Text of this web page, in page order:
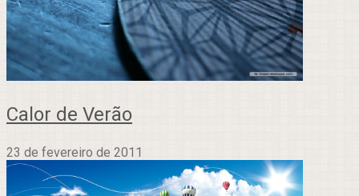
Calor de Verão
23 de fevereiro de 2011